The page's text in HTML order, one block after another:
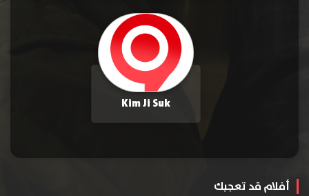
Kim Ji Suk
أفلام قد تعجبك